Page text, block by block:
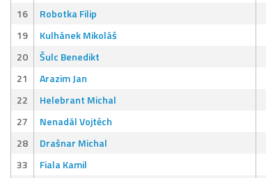
16
Robotka Filip
19
Kulhánek Mikoláš
20
Šulc Benedikt
21
Arazim Jan
22
Helebrant Michal
27
Nenadál Vojtěch
28
Drašnar Michal
33
Fiala Kamil